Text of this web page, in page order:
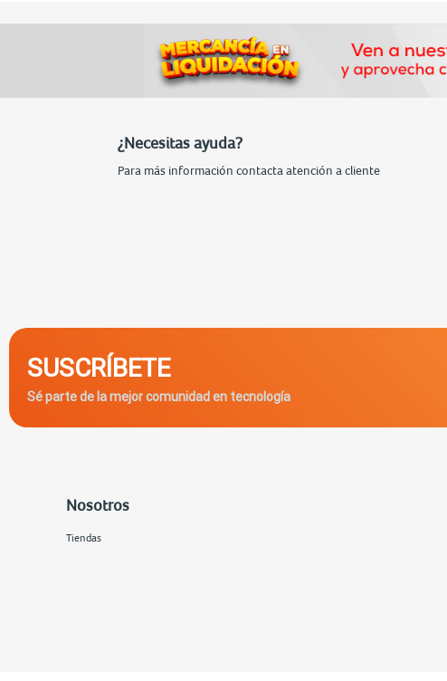
¿Necesitas ayuda?
Para más información contacta atención a cliente
SUSCRÍBETE
Sé parte de la mejor comunidad en tecnología
Nosotros
Tiendas